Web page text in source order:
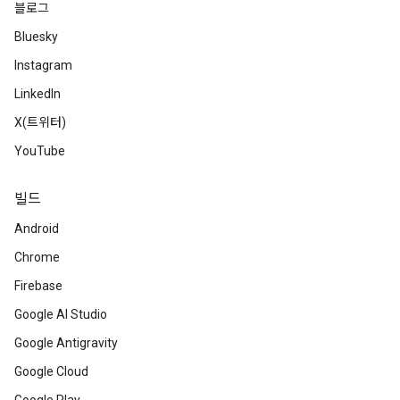
블로그
Bluesky
Instagram
LinkedIn
X(트위터)
YouTube
빌드
Android
Chrome
Firebase
Google AI Studio
Google Antigravity
Google Cloud